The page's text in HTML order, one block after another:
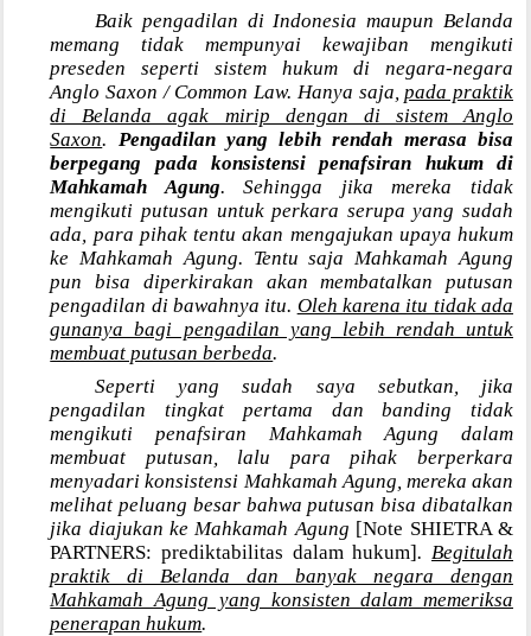
Baik pengadilan di Indonesia maupun Belanda
memang tidak mempunyai kewajiban mengikuti
preseden seperti sistem hukum di negara-negara
Anglo Saxon / Common Law. Hanya saja,pada praktik
di Belanda agak mirip dengan di sistem Anglo
Saxon. Pengadilan yang lebih rendah merasa bisa
berpegang pada konsistensi penafsiran hukum di
Mahkamah Agung. Sehingga jika mereka tidak
mengikuti putusan untuk perkara serupa yang sudah
ada, para pihak tentu akan mengajukan upaya hukum
ke Mahkamah Agung. Tentu saja Mahkamah Agung
pun bisa diperkirakan akan membatalkan putusan
pengadilan di bawahnya itu. Oleh karena itu tidak ada
gunanya bagi pengadilan yang lebih rendah untuk
membuat putusan berbeda.
Seperti yang sudah saya sebutkan, jika
pengadilan tingkat pertama dan banding tidak
mengikuti penafsiran Mahkamah Agung dalam
membuat putusan, lalu para pihak berperkara
menyadari konsistensi Mahkamah Agung, mereka akan
melihat peluang besar bahwa putusan bisa dibatalkan
jika diajukan ke Mahkamah Agung [Note SHIETRA &
PARTNERS: prediktabilitas dalam hukum].Begitulah
praktik di Belanda dan banyak negara dengan
Mahkamah Agung yang konsisten dalam memeriksa
penerapan hukum.